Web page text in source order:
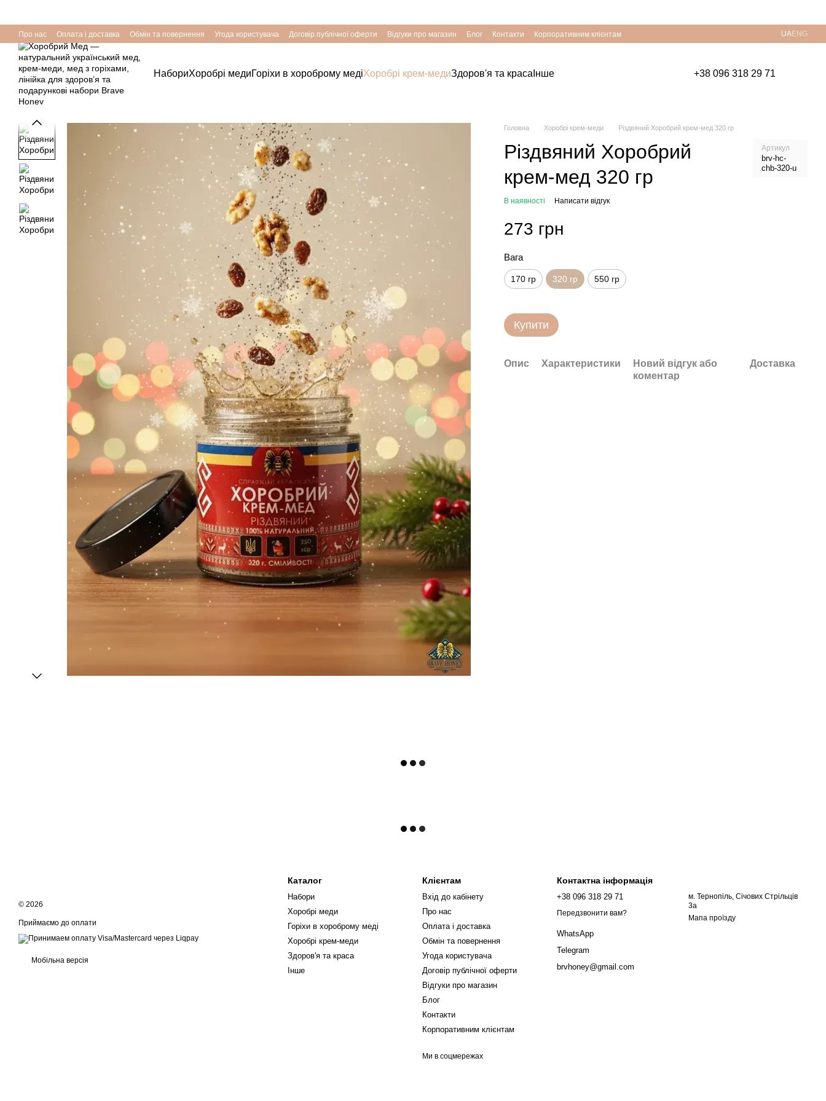
Про нас Оплата і доставка Обмін та повернення Угода користувача Договір публічної оферти Відгуки про магазин Блог Контакти Корпоративним клієнтам UAENG
НабориХоробрі медиГоріхи в хороброму медіХоробрі крем-медиЗдоров'я та краса Інше +38 096 318 29 71
Головна Хоробрі крем-меди Різдвяний Хоробрий крем-мед 320 гр
Різдвяний Хоробрий
крем-мед 320 гр
Артикул
brv-hc-
chb-320-u
В наявності Написати відгук
273 грн
Вага
170 гр 320 гр 550 гр
Купити
Опис Характеристики
Новий відгук або
коментар
Доставка
© 2026
Приймаємо до оплати
Мобільна версія
Каталог
Набори
Хоробрі меди
Горіхи в хороброму меді
Хоробрі крем-меди
Здоров'я та краса
Інше
Клієнтам
Вхід до кабінету
Про нас
Оплата і доставка
Обмін та повернення
Угода користувача
Договір публічної оферти
Відгуки про магазин
Блог
Контакти
Корпоративним клієнтам
Ми в соцмережах
Контактна інформація
+38 096 318 29 71
Передзвонити вам?
WhatsApp
Telegram
brvhoney@gmail.com
м. Тернопіль, Січових Стрільців
3а
Мапа проїзду